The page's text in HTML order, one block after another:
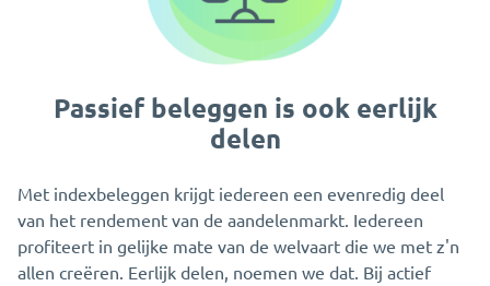
Passief beleggen is ook eerlijk
delen
Met indexbeleggen krijgt iedereen een evenredig deel
van het rendement van de aandelenmarkt. Iedereen
profiteert in gelijke mate van de welvaart die we met z'n
allen creëren. Eerlijk delen, noemen we dat. Bij actief